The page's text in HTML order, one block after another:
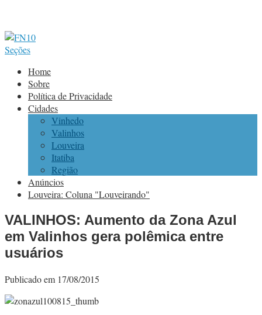
Seções
Home
Sobre
Política de Privacidade
Cidades
Vinhedo
Valinhos
Louveira
Itatiba
Região
Anúncios
Louveira: Coluna "Louveirando"
VALINHOS: Aumento da Zona Azul
em Valinhos gera polêmica entre
usuários
Publicado em 17/08/2015